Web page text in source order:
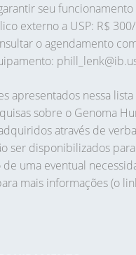
seu
externo a USP: R$
o agendamento
apresentados nessa
sobre o Genoma
através de
ser disponibilizados
de uma eventual
mais informações (o